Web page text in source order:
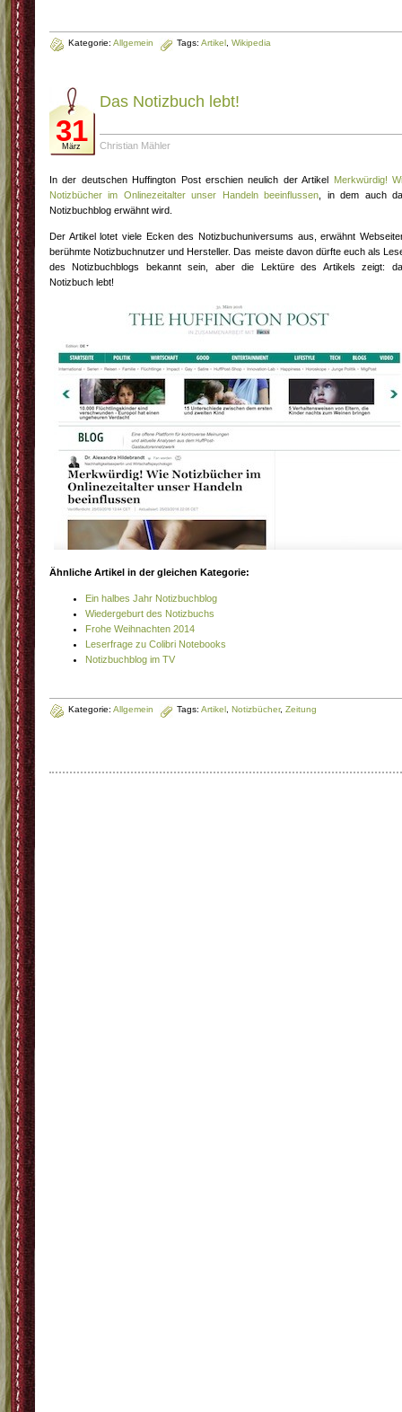
Kategorie: Allgemein Tags: Artikel Wikipedia
31
März
Das Notizbuch lebt!
Christian Mähler
In der deutschen Huffington Post erschien neulich der Artikel Merkwürdig!
Notizbücher im Onlinezeitalter unser Handeln beeinflussen , in dem auch
Notizbuchblog erwähnt wird.
Der Artikel lotet viele Ecken des Notizbuchuniversums aus, erwähnt
berühmte Notizbuchnutzer und Hersteller. Das meiste davon dürfte euch als
des Notizbuchblogs bekannt sein, aber die Lektüre des Artikels zeigt:
Notizbuch lebt!
Ähnliche Artikel in der gleichen Kategorie:
Ein halbes Jahr Notizbuchblog
Wiedergeburt des Notizbuchs
Frohe Weihnachten 2014
Leserfrage zu Colibri Notebooks
Notizbuchblog im TV
Kategorie: Allgemein Tags: Artikel Notizbücher, Zeitung